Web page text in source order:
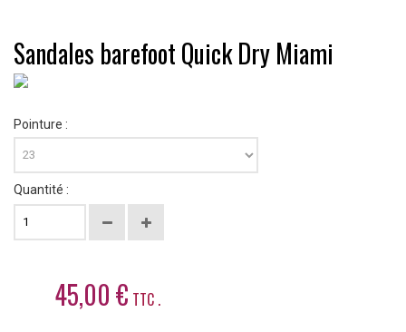
Sandales barefoot Quick Dry Miami
Pointure :
Quantité :
45,00 € TTC .